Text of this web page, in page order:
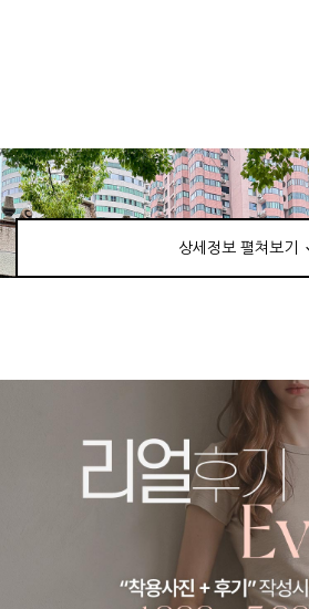
상세정보 펼쳐보기